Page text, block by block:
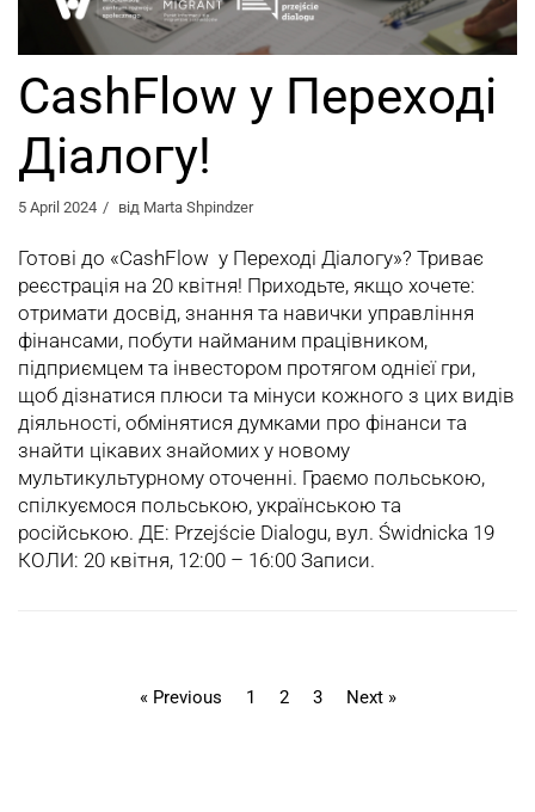
CashFlow у Переході
Діалогу!
5 April 2024 від Marta Shpindzer
Готові до «CashFlow у Переході Діалогу»? Триває
реєстрація на 20 квітня! Приходьте, якщо хочете:
отримати досвід, знання та навички управління
фінансами, побути найманим працівником,
підприємцем та інвестором протягом однієї гри,
щоб дізнатися плюси та мінуси кожного з цих видів
діяльності, обмінятися думками про фінанси та
знайти цікавих знайомих у новому
мультикультурному оточенні. Граємо польською,
спілкуємося польською, українською та
російською. ДЕ: Przejście Dialogu, вул. Świdnicka 19
КОЛИ: 20 квітня, 12:00 – 16:00 Записи.
« Previous 1 2 3 Next »